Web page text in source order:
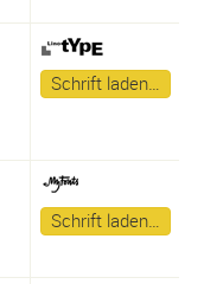
Schrift laden…
Schrift laden…